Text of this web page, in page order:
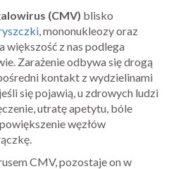
(CMV) blisko
, mononukleozy oraz
większość z nas podlega
Zarażenie odbywa się drogą
kontakt z wydzielinami
się pojawią, u zdrowych ludzi
utratę apetytu, bóle
węzłów
CMV, pozostaje on w